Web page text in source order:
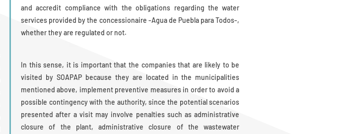
and accredit compliance with the obligations regarding the water
services provided by the concessionaire -Agua de Puebla para Todos-,
whether they are regulated or not.
In this sense, it is important that the companies that are likely to be
visited by SOAPAP because they are located in the municipalities
mentioned above, implement preventive measures in order to avoid a
possible contingency with the authority, since the potential scenarios
presented after a visit may involve penalties such as administrative
closure of the plant, administrative closure of the wastewater